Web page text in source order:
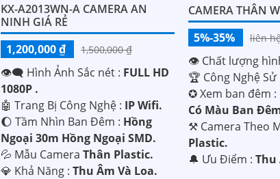
KX-A2013WN-A CAMERA AN
NINH GIÁ RẺ
1,200,000 ₫
1,500,000 ₫
👁️‍🗨 Hình Ảnh Sắc nét : FULL HD
1080P .
🤖️ Trang Bị Công Nghệ : IP Wifi.
🌔 Tầm Nhìn Ban Đêm : Hồng
Ngoại 30m Hồng Ngoại SMD.
💦 Mẫu CameraThân Plastic.
️💎 Khả Năng :Thu Âm Và Loa.
CAMERA THÂN
5%-35%
liên
👁 Chất lượng
🏆 Công Nghệ Sử
✪ Xem ban đêm :
Có Màu Ban
⚒ Camera Theo
Plastic.
️🔔 Ưu Điểm : Thu